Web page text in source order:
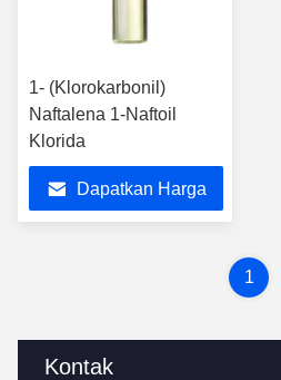
Kontak
1- (Klorokarbonil)
Naftalena 1-Naftoil
Klorida
Dapatkan Harga
1